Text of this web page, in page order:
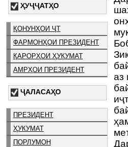
ҲУҶҶАТҲО
ҚОНУНҲОИ ҶТ
ФАРМОНҲОИ ПРЕЗИДЕНТ
ҚАРОРҲОИ ҲУКУМАТ
АМРҲОИ ПРЕЗИДЕНТ
ҶАЛАСАҲО
ПРЕЗИДЕНТ
ҲУКУМАТ
ПОРЛУМОН
аз